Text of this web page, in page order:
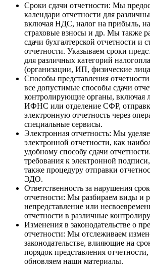
Сроки сдачи отчетности: Мы
календари отчетности для
включая НДС, налог на прибыль,
страховые взносы и др. Мы также
сдачи бухгалтерской отчетности и
отчетности. Указываем сроки
для различных категорий
(организации, ИП, физические
Способы представления
все допустимые способы сдачи
контролирующие органы, включая
ИФНС или отделение СФР,
электронную отчетность через
специальные сервисы.
Электронная отчетность: Мы
электронной отчетности, как
удобному способу сдачи
требования к электронной
также процедуру отправки
ЭДО.
Ответственность за нарушения
отчетности: Мы разбираем виды и
непредставление или
отчетности в различные
Изменения в законодательстве о
отчетности: Мы отслеживаем
законодательстве, влияющие на
порядок представления
обновляем наши материалы.